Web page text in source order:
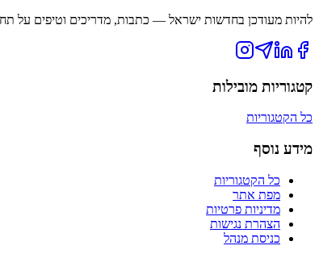
להיות מעודכן בחדשות ישראל — כתבות, מדריכים וטיפים על
קטגוריות מובילות
כל הקטגוריות
מידע נוסף
כל הקטגוריות
מפת אתר
מדיניות פרטיות
הצהרת נגישות
כניסת מנהל